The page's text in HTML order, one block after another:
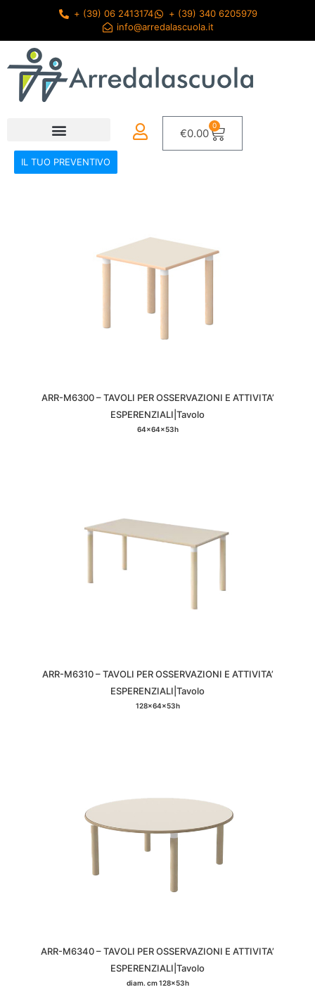
+ (39) 06 2413174
+ (39) 340 6205979
info@arredalascuola.it
€0.00
0
IL TUO PREVENTIVO
ARR-M6300 – TAVOLI PER OSSERVAZIONI E ATTIVITA’
ESPERENZIALI|Tavolo
64x64x53h
ARR-M6310 – TAVOLI PER OSSERVAZIONI E ATTIVITA’
ESPERENZIALI|Tavolo
128x64x53h
ARR-M6340 – TAVOLI PER OSSERVAZIONI E ATTIVITA’
ESPERENZIALI|Tavolo
diam. cm 128x53h